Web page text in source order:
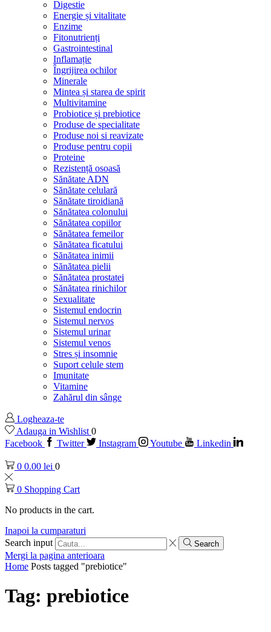
Digestie
Energie și vitalitate
Enzime
Fitonutrienți
Gastrointestinal
Inflamație
Îngrijirea ochilor
Minerale
Mintea și starea de spirit
Multivitamine
Probiotice și prebiotice
Produse de specialitate
Produse noi si reavizate
Produse pentru copii
Proteine
Rezistență osoasă
Sănătate ADN
Sănătate celulară
Sănătate tiroidiană
Sănătatea colonului
Sănătatea copiilor
Sănătatea femeilor
Sănătatea ficatului
Sănătatea inimii
Sănătatea pielii
Sănătatea prostatei
Sănătatea rinichilor
Sexualitate
Sistemul endocrin
Sistemul nervos
Sistemul urinar
Sistemul venos
Stres și insomnie
Suport celule stem
Imunitate
Vitamine
Zahărul din sânge
Logheaza-te
Adauga in Wishlist 0
Facebook
Twitter Instagram Youtube Linkedin
0 0.00 lei 0
0 Shopping Cart
No products in the cart.
Inapoi la cumparaturi
Search input
Search
Mergi la pagina anterioara
Home Posts tagged "prebiotice"
Tag: prebiotice